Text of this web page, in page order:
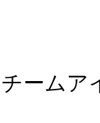
ームア